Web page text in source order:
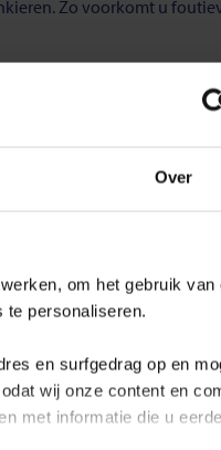
Over
om het gebruik van
te personaliseren.
en surfgedrag op en
wij onze content en
met informatie die u
Zo voorkomt u
nieuw rekeningnummer
RABO 0339 6012 13.
worden
bij ons terechtkomt als u